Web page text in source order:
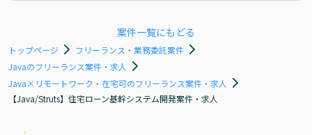
案件一覧にもどる
トップページ
フリーランス・業務委託案件
Javaのフリーランス案件・求人
Java×リモートワーク・在宅可のフリーランス案件・求人
【Java/Struts】住宅ローン基幹システム開発案件・求人